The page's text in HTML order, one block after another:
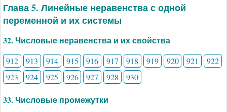
Глава 5. Линейные неравенства с одной
переменной и их системы
32. Числовые неравенства и их свойства
912 913 914 915 916 917 918 919 920 921
922
923
924 925 926 927 928 930
33. Числовые промежутки